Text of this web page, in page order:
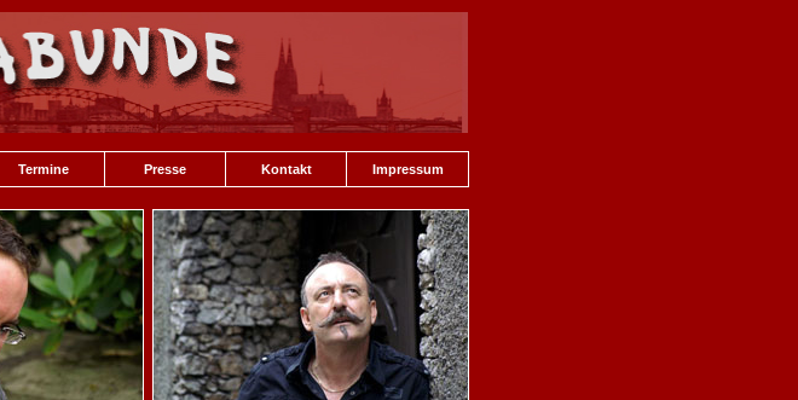
Termine Presse Kontakt Impressum